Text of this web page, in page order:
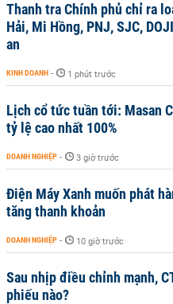
Thanh tra Chính phủ chỉ ra
Hải, Mi Hồng, PNJ, SJC,
an
KINH DOANH - 1 phút trước
Lịch cổ tức tuần tới: Masan
tỷ lệ cao nhất 100%
DOANH NGHIỆP - 3 giờ trước
Điện Máy Xanh muốn phát
tăng thanh khoản
DOANH NGHIỆP - 10 giờ trước
Sau nhịp điều chỉnh mạnh,
phiếu nào?